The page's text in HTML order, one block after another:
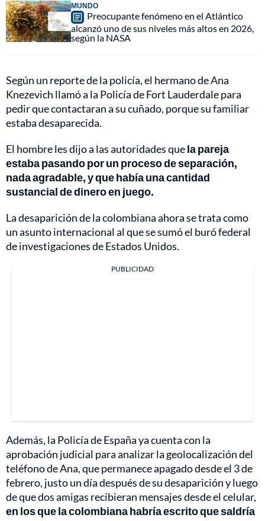
MUNDO
Preocupante fenómeno en el Atlántico
alcanzó uno de sus niveles más altos en 2026,
según la NASA
Según un reporte de la policía, el hermano de Ana
Knezevich llamó a la Policía de Fort Lauderdale para
pedir que contactaran a su cuñado, porque su familiar
estaba desaparecida.
El hombre les dijo a las autoridades quela pareja
estaba pasando por un proceso de separación,
nada agradable, y que había una cantidad
sustancial de dinero en juego.
La desaparición de la colombiana ahora se trata como
un asunto internacional al que se sumó el buró federal
de investigaciones de Estados Unidos.
PUBLICIDAD
Además, la Policía de España ya cuenta con la
aprobación judicial para analizar la geolocalización del
teléfono de Ana, que permanece apagado desde el 3 de
febrero, justo un día después de su desaparición y luego
de que dos amigas recibieran mensajes desde el celular,
en los que la colombiana habría escrito que saldría